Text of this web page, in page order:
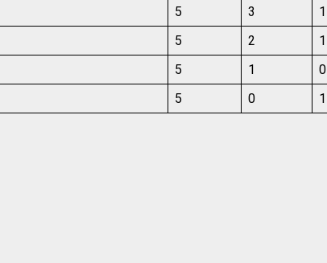
5 3 1
5 2 1
5 1 0
5 0 1